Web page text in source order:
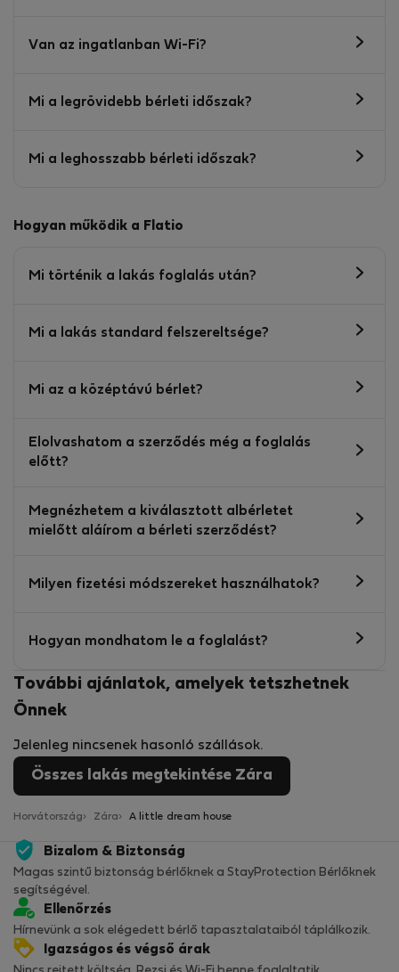
Van az ingatlanban Wi-Fi?
Mi a legrövidebb bérleti időszak?
Mi a leghosszabb bérleti időszak?
Hogyan működik a Flatio
Mi történik a lakás foglalás után?
Mi a lakás standard felszereltsége?
Mi az a középtávú bérlet?
Elolvashatom a szerződés még a foglalás
előtt?
Megnézhetem a kiválasztott albérletet
mielőtt aláírom a bérleti szerződést?
Milyen fizetési módszereket használhatok?
Hogyan mondhatom le a foglalást?
További ajánlatok, amelyek tetszhetnek
Önnek
Jelenleg nincsenek hasonló szállások.
Összes lakás megtekintése Zára
Horvátország Zára A little dream house
Bizalom & Biztonság
Magas szintű biztonság bérlőknek a StayProtection Bérlőknek
segítségével.
Ellenőrzés
Hírnevünk a sok elégedett bérlő tapasztalataiból táplálkozik.
Igazságos és végső árak